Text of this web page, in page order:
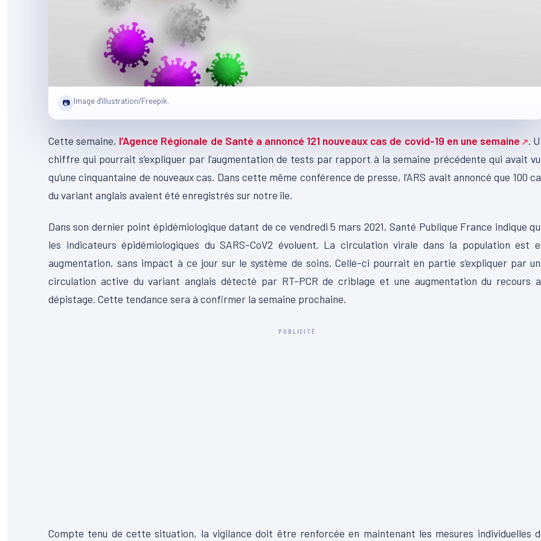
📷 Image d'illustration/Freepik.
Cette semaine, l’Agence Régionale de Santé a annoncé 121 nouveaux cas de covid-19 en une semaine
.
chiffre qui pourrait s’expliquer par l’augmentation de tests par rapport à la semaine précédente qui avait
qu’une cinquantaine de nouveaux cas. Dans cette même conférence de presse, l’ARS avait annoncé que 100
du variant anglais avaient été enregistrés sur notre île.
Dans son dernier point épidémiologique datant de ce vendredi 5 mars 2021, Santé Publique France indique
les indicateurs épidémiologiques du SARS-CoV2 évoluent. La circulation virale dans la population est
augmentation, sans impact à ce jour sur le système de soins. Celle-ci pourrait en partie s’expliquer par
circulation active du variant anglais détecté par RT-PCR de criblage et une augmentation du recours
dépistage. Cette tendance sera à confirmer la semaine prochaine.
PUBLICITÉ
Compte tenu de cette situation, la vigilance doit être renforcée en maintenant les mesures individuelles